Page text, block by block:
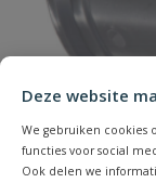
Deze website
We gebruiken cookies
functies voor social
Ook delen we
Samenvatting
Beoordeling